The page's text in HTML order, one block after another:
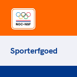
Over
Sporterfgoed